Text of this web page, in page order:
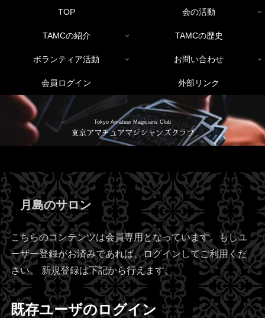
TOP 会の活動
TAMCの紹介 TAMCの歴史
ボランティア活動 お問い合わせ
会員ログイン 外部リンク
Tokyo Amateur Magicians Club
東京アマチュアマジシャンズクラブ
月島のサロン
こちらのコンテンツは会員専用となっています。もしユ
ーザー登録がお済みであれば、ログインしてご利用くだ
さい。 新規登録は下記から行えます。
既存ユーザのログイン